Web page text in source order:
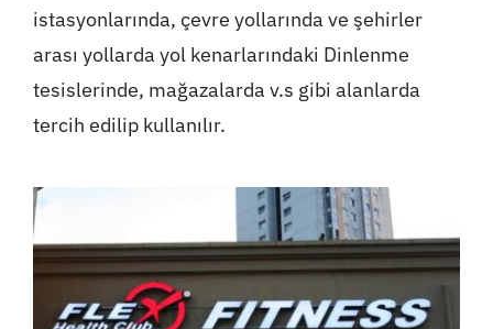
istasyonlarında, çevre yollarında ve şehirler
arası yollarda yol kenarlarındaki Dinlenme
tesislerinde, mağazalarda v.s gibi alanlarda
tercih edilip kullanılır.